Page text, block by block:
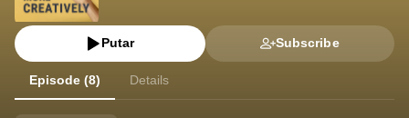
Putar Subscribe
Episode (8) Details